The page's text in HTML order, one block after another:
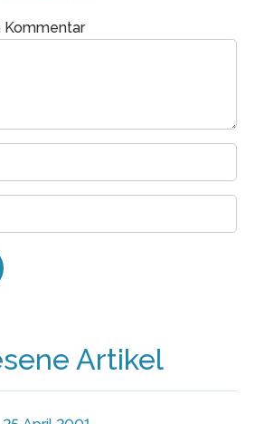
Kommentar
Artikel